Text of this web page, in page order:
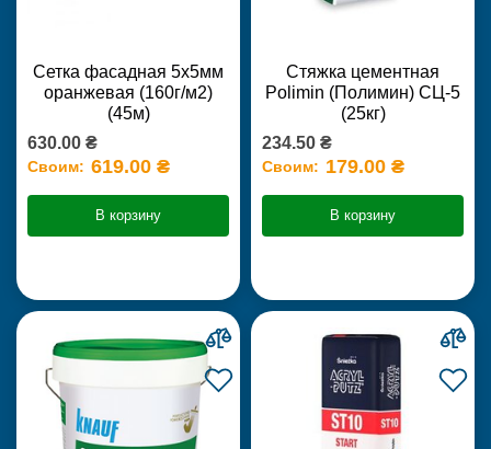
Сетка фасадная 5х5мм
оранжевая (160г/м2)
(45м)
630.00 ₴
Своим: 619.00 ₴
В корзину
Стяжка цементная
Polimin (Полимин) СЦ-5
(25кг)
234.50 ₴
Своим: 179.00 ₴
В корзину